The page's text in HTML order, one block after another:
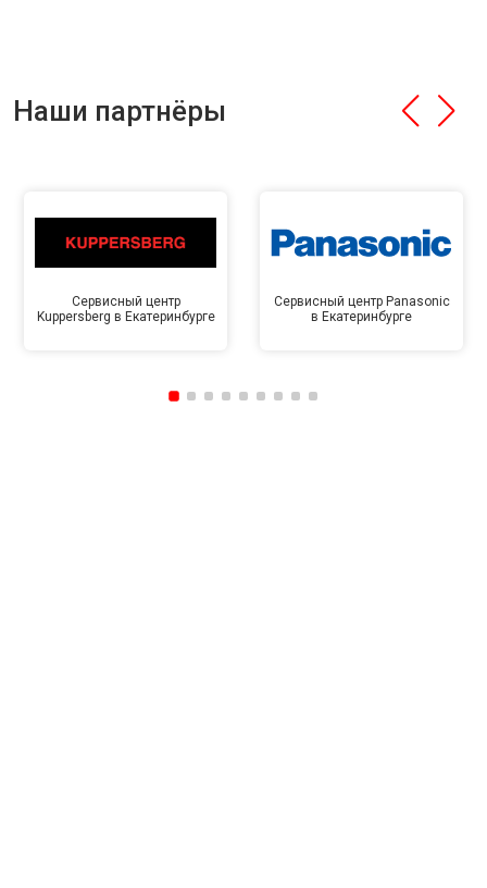
Наши партнёры
Сервисный центр
Kuppersberg в Екатеринбурге
Сервисный центр Panasonic
в Екатеринбурге